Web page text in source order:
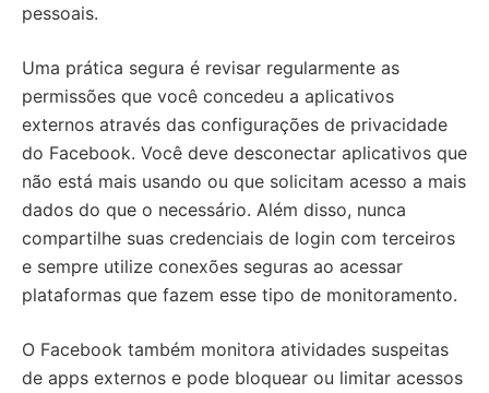
pessoais.
Uma prática segura é revisar regularmente as
permissões que você concedeu a aplicativos
externos através das configurações de privacidade
do Facebook. Você deve desconectar aplicativos que
não está mais usando ou que solicitam acesso a mais
dados do que o necessário. Além disso, nunca
compartilhe suas credenciais de login com terceiros
e sempre utilize conexões seguras ao acessar
plataformas que fazem esse tipo de monitoramento.
O Facebook também monitora atividades suspeitas
de apps externos e pode bloquear ou limitar acessos